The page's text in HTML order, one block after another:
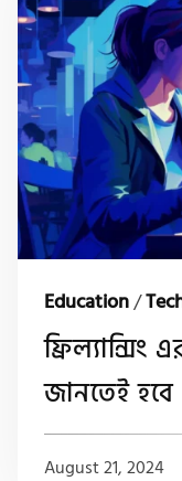
Education/
ফ্রিল্যান্সিং
জানতেই হবে
August 21, 2024